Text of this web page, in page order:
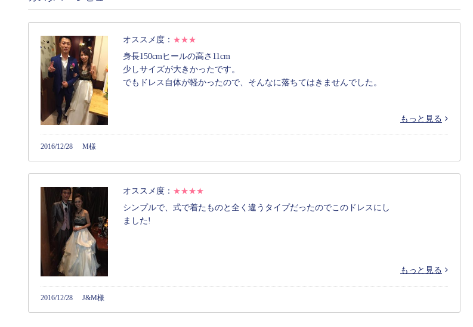
オススメ度： ★★★
身長150cmヒールの高さ11cm
少しサイズが大きかったです。
でもドレス自体が軽かったので、そんなに落ちてはきませんでした。
もっと見る
2016/12/28 M様
オススメ度： ★★★★
シンプルで、式で着たものと全く違うタイプだったのでこのドレスにし
ました!
もっと見る
2016/12/28 J&M様